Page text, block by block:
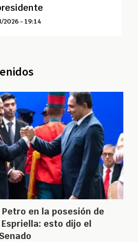
2026 - 19:14
en la posesión de
esto dijo el